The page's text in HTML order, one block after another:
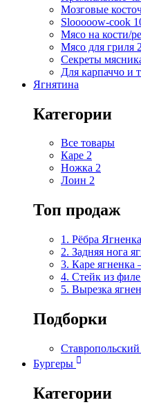
Мозговые
Slooooow-cook
Мясо на кости/
Мясо для гриля
Секреты
Для карпаччо и
Ягнятина
Категории
Все товары
Каре 2
Ножка 2
Лоин 2
Топ продаж
1. Рёбра
2. Задняя нога
3. Каре ягненка
4. Стейк из филе
5. Вырезка
Подборки
Бургеры
Категории